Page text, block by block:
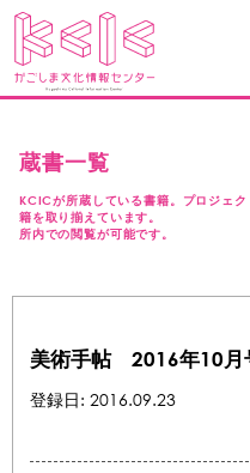
蔵書一覧
KCICが所蔵している書籍。プロジェ
籍を取り揃えています。
所内での閲覧が可能です。
美術手帖 2016年10月
登録日: 2016.09.23